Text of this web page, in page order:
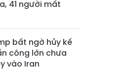
41 người mất
bất ngờ hủy kế
công lớn chưa
vào Iran